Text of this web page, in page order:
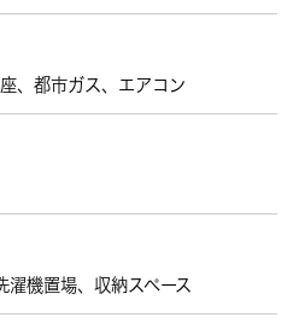
、 都市ガス、 エアコン
濯機置場、 収納スペース